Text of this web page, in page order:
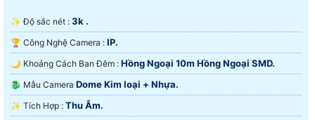
✨ Độ sắc nét : 3k .
🏆 Công Nghệ Camera : IP.
🌙 Khoảng Cách Ban Đêm : Hồng Ngoại 10m Hồng Ngoại SMD.
🐉️ Mẫu Camera Dome Kim loại + Nhựa.
️✨ Tích Hợp : Thu Âm.